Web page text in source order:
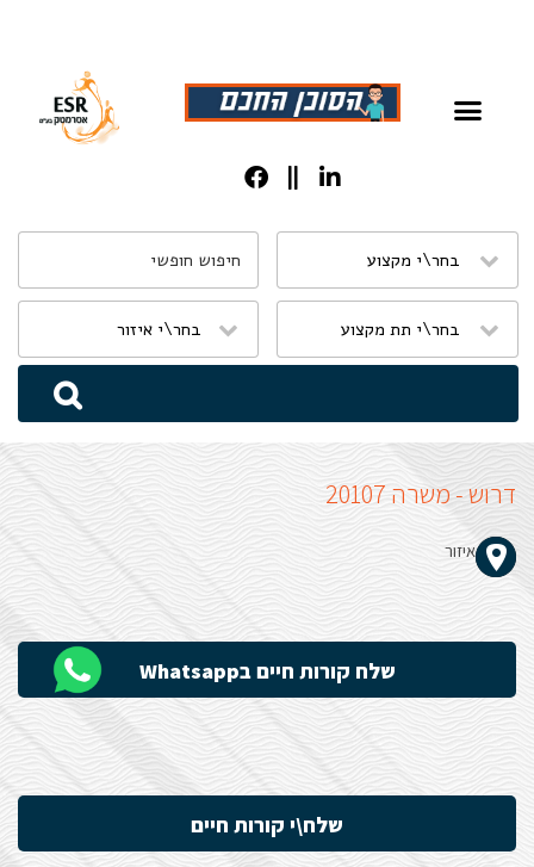
מֻפְעֶלֶת
מַעֲרֶכֶת
נָגִישׁ
בִּקְלִיק
לִנְגִישׁוּת
הָאֲתָר.
דרוש - משרה 20107
איזור
שלח קורות חיים בWhatsapp
שלח\י קורות חיים